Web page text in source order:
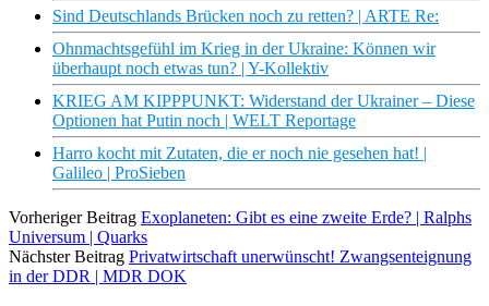
Sind Deutschlands Brücken noch zu retten? | ARTE Re:
Ohnmachtsgefühl im Krieg in der Ukraine: Können wir
überhaupt noch etwas tun? | Y-Kollektiv
KRIEG AM KIPPPUNKT: Widerstand der Ukrainer – Diese
Optionen hat Putin noch | WELT Reportage
Harro kocht mit Zutaten, die er noch nie gesehen hat! |
Galileo | ProSieben
Vorheriger Beitrag Exoplaneten: Gibt es eine zweite Erde? | Ralphs
Universum | Quarks
Nächster Beitrag Privatwirtschaft unerwünscht! Zwangsenteignung
in der DDR | MDR DOK